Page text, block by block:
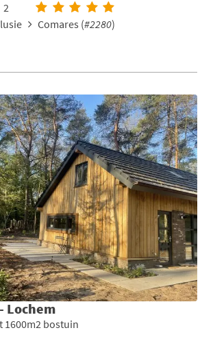
2
Comares (#2280)
Lochem
1600m2 bostuin